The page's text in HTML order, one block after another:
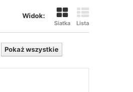
Widok:
Siatka Lista
Pokaż wszystkie